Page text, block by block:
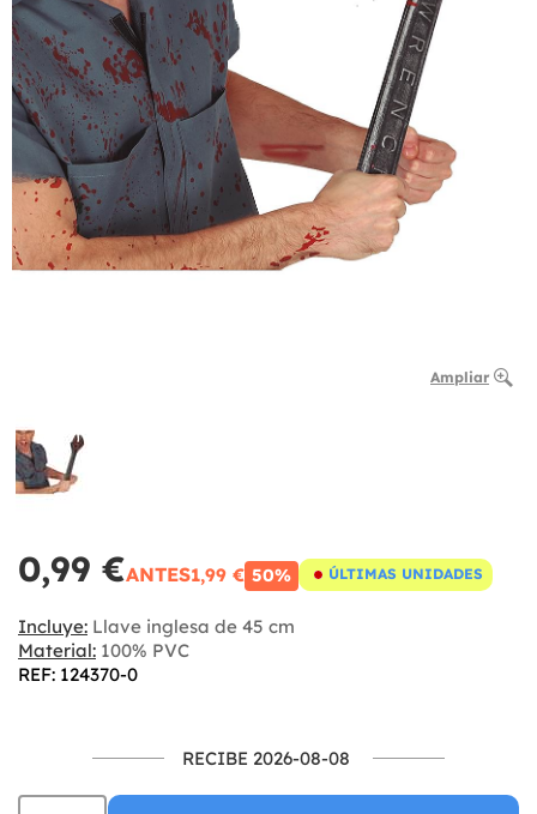
Ampliar
0,99 €ANTES1,99 € 50% ÚLTIMAS UNIDADES
Incluye: Llave inglesa de 45 cm
Material: 100% PVC
REF: 124370-0
RECIBE 2026-08-08